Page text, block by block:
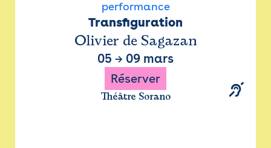
performance
Transfiguration
Olivier de Sagazan
05 → 09 mars
Réserver
Théâtre Sorano